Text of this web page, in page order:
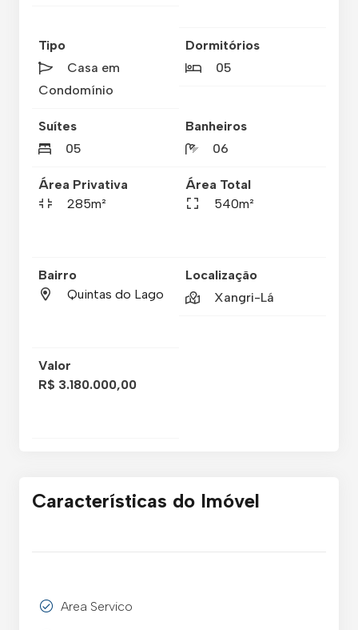
Tipo
Casa em
Condomínio
Dormitórios
05
Suítes
05
Banheiros
06
Área Privativa
285m²
Área Total
540m²
Bairro
Quintas do Lago
Localização
Xangri-Lá
Valor
R$ 3.180.000,00
Características do Imóvel
Area Servico